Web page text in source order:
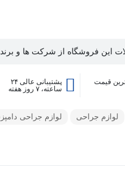
این فروشگاه از شرکت ها و
قیمت
پشتیبانی عالی ۲۴
ساعته، ۷ روز هفته
لوازم جراحی لوازم جراحی